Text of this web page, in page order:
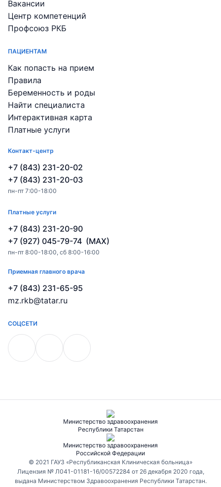
Вакансии
Центр компетенций
Профсоюз РКБ
ПАЦИЕНТАМ
Как попасть на прием
Правила
Беременность и роды
Найти специалиста
Интерактивная карта
Платные услуги
Контакт-центр
+7 (843) 231-20-02
+7 (843) 231-20-03
пн-пт 7:00-18:00
Платные услуги
+7 (843) 231-20-90
+7 (927) 045-79-74 (MAX)
пн-пт 8:00-18:00, сб 8:00-16:00
Приемная главного врача
+7 (843) 231-65-95
mz.rkb@tatar.ru
СОЦСЕТИ
© 2021 ГАУЗ «Республиканская Клиническая больница»
Лицензия № Л041-01181-16/00572284 от 26 декабря 2020 года,
выдана Министерством Здравоохранения Республики Татарстан.
Министерство здравоохранения
Республики Татарстан
Министерство здравоохранения
Российской Федерации